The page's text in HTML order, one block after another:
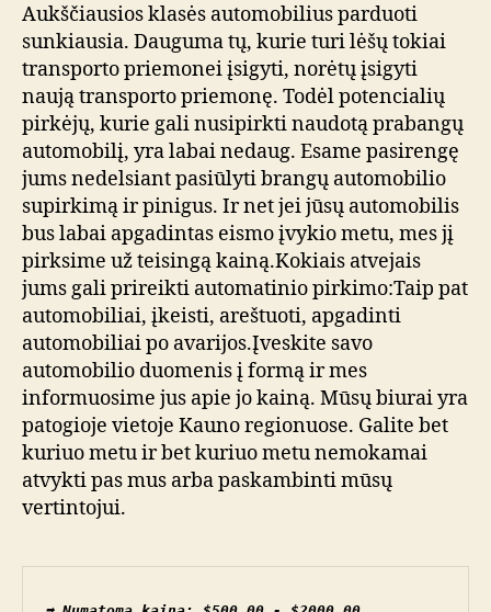
Aukščiausios klasės automobilius parduoti
sunkiausia. Dauguma tų, kurie turi lėšų tokiai
transporto priemonei įsigyti, norėtų įsigyti
naują transporto priemonę. Todėl potencialių
pirkėjų, kurie gali nusipirkti naudotą prabangų
automobilį, yra labai nedaug. Esame pasirengę
jums nedelsiant pasiūlyti brangų automobilio
supirkimą ir pinigus. Ir net jei jūsų automobilis
bus labai apgadintas eismo įvykio metu, mes jį
pirksime už teisingą kainą.Kokiais atvejais
jums gali prireikti automatinio pirkimo:Taip pat
automobiliai, įkeisti, areštuoti, apgadinti
automobiliai po avarijos.Įveskite savo
automobilio duomenis į formą ir mes
informuosime jus apie jo kainą. Mūsų biurai yra
patogioje vietoje Kauno regionuose. Galite bet
kuriuo metu ir bet kuriuo metu nemokamai
atvykti pas mus arba paskambinti mūsų
vertintojui.